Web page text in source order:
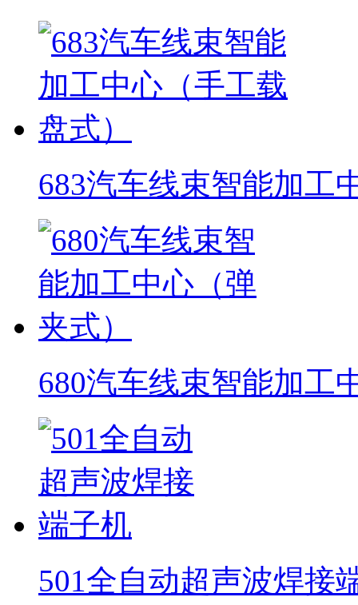
683汽车线束智能加工
680汽车线束智能加工
501全自动超声波焊接